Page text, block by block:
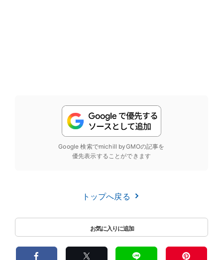
Google 検索でmichill byGMOの記事を
優先表示することができます
トップへ戻る